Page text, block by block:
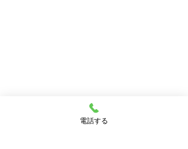
電話する